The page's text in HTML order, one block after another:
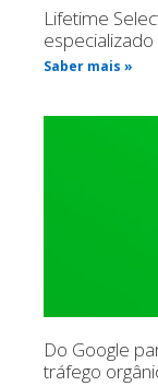
Lifetime
Saber mais »
Do Google
tráfego